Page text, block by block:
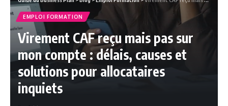
EMPLOI FORMATION
Virement CAF reçu mais pas sur
mon compte : délais, causes et
solutions pour allocataires
inquiets